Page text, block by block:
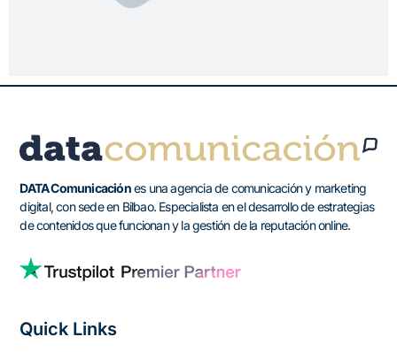
DATA Comunicaciónes una agencia de comunicación y marketing
digital, con sede en Bilbao. Especialista en el desarrollo de estrategias
de contenidos que funcionan y la gestión de la reputación online.
Quick Links